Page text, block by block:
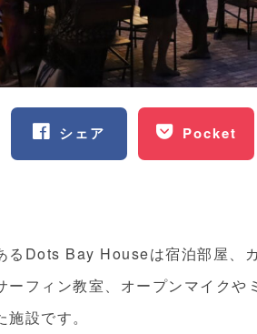
シェア Pocket
るDots Bay Houseは宿泊部屋、
ーフィン教室、オープンマイク
設です。